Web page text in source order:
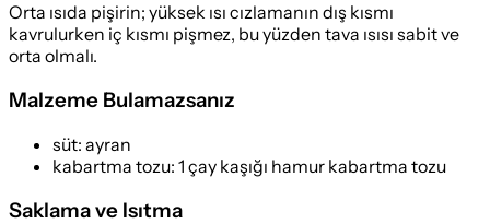
Orta ısıda pişirin; yüksek ısı cızlamanın dış kısmı
kavrulurken iç kısmı pişmez, bu yüzden tava ısısı sabit ve
orta olmalı.
Malzeme Bulamazsanız
süt: ayran
kabartma tozu: 1 çay kaşığı hamur kabartma tozu
Saklama ve Isıtma